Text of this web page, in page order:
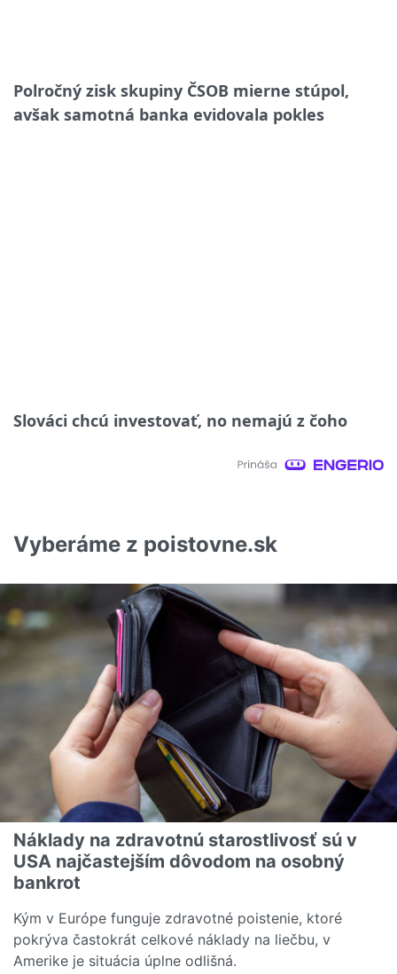
Polročný zisk skupiny ČSOB mierne stúpol,
avšak samotná banka evidovala pokles
Slováci chcú investovať, no nemajú z čoho
Vyberáme z poistovne.sk
Náklady na zdravotnú starostlivosť sú v
USA najčastejším dôvodom na osobný
bankrot
Kým v Európe funguje zdravotné poistenie, ktoré
pokrýva častokrát celkové náklady na liečbu, v
Amerike je situácia úplne odlišná.